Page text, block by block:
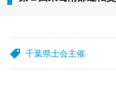
千葉県士会主催